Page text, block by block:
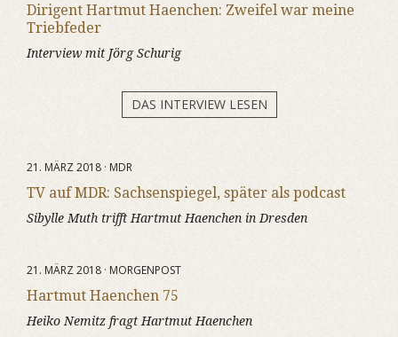
Dirigent Hartmut Haenchen: Zweifel war meine
Triebfeder
Interview mit Jörg Schurig
DAS INTERVIEW LESEN
21. MÄRZ 2018 · MDR
TV auf MDR: Sachsenspiegel, später als podcast
Sibylle Muth trifft Hartmut Haenchen in Dresden
21. MÄRZ 2018 · MORGENPOST
Hartmut Haenchen 75
Heiko Nemitz fragt Hartmut Haenchen